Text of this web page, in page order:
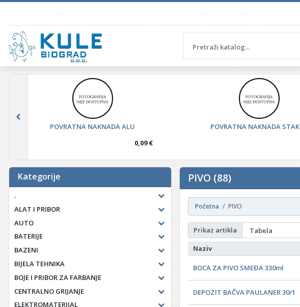
POVRATNA NAKNADA ALU
0,09 €
POVRATNA NAKNADA
Kategorije
.
ALAT I PRIBOR
AUTO
BATERIJE
BAZENI
BIJELA TEHNIKA
BOJE I PRIBOR ZA FARBANJE
CENTRALNO GRIJANJE
ELEKTROMATERIJAL
PIVO (88)
Početna PIVO
Prikaz artikla
Naziv
BOCA ZA PIVO SMEĐA 330ml
DEPOZIT BAČVA PAULANER 30/1